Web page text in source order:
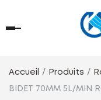
Accueil Produits
BIDET 70MM 5L/MIN